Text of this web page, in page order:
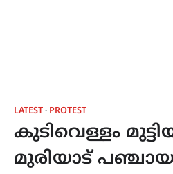
LATEST PROTEST
കുടിവെള്ളം
മുരിയാട്